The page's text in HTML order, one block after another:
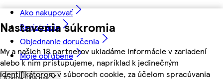
Nastavenia súkromia
My a našich 18 partnerov ukladáme informácie v zariadení
alebo k nim pristupujeme, napríklad k jedinečným
identifikátorom v súboroch cookie, za účelom spracúvania
Ako nakupovať
Registrácia
Objednanie doručenia
Moje obľúbené